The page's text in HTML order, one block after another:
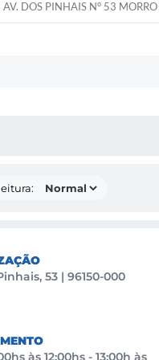
AV. DOS PINHAIS N° 53
53 | 96150-000
às 12:00hs - 13:00h às